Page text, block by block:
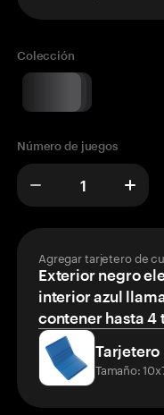
Colección
Número de juegos
Agregar tarjetero de
Exterior negro
interior azul
contener hasta 4
Tarjetero
Tamaño: